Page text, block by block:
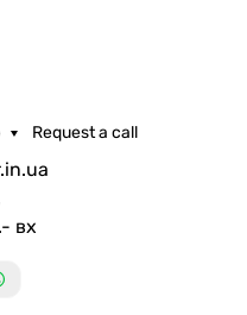
Request a call
вх